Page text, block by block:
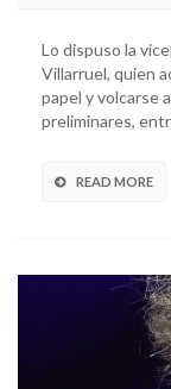
Lo dispuso la
Villarruel, quien
papel y volcarse
preliminares,
READ MORE